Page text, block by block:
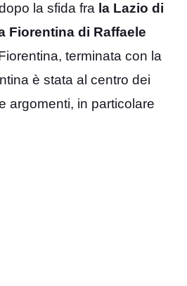
la sfida fra la Lazio di
Fiorentina di Raffaele
terminata con la
è stata al centro dei
argomenti, in particolare